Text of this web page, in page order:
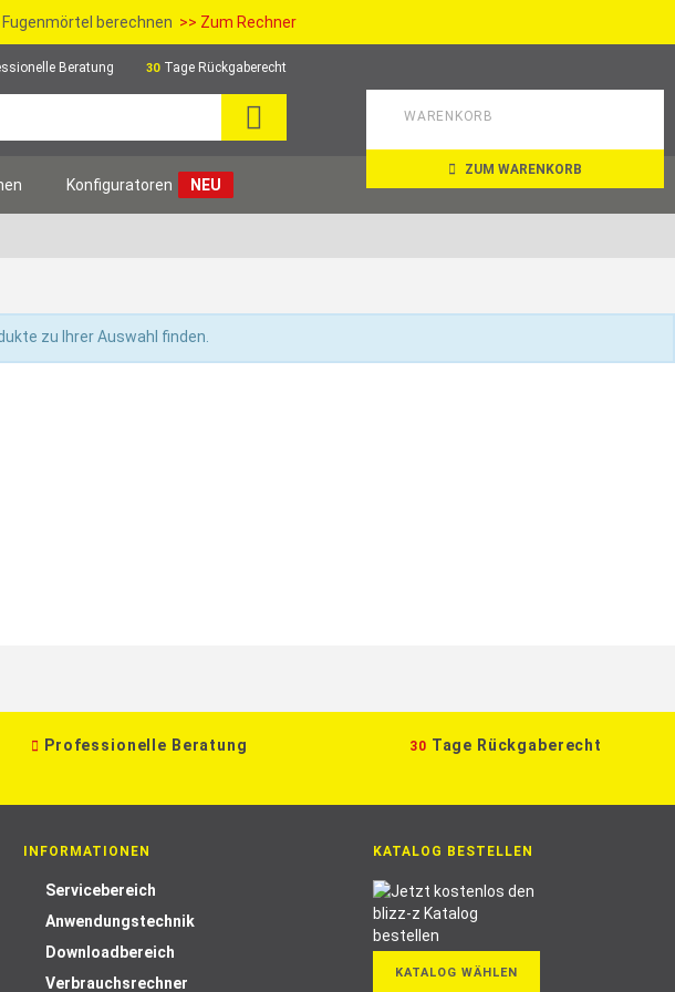
berechnen >> Zum Rechner
Beratung 30 Tage Rückgaberecht
WARENKORB
ZUM WARENKORB
Konfiguratoren NEU
zu Ihrer Auswahl finden.
Professionelle Beratung 30 Tage Rückgaberecht
INFORMATIONEN
Servicebereich
Anwendungstechnik
Downloadbereich
Verbrauchsrechner
KATALOG BESTELLEN
KATALOG WÄHLEN